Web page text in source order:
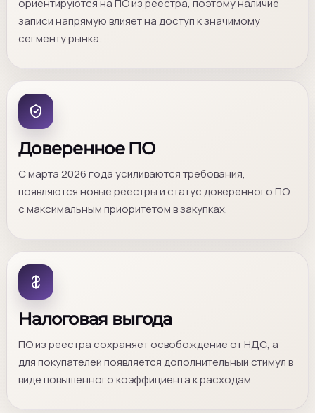
ориентируются на ПО из реестра, поэтому наличие
записи напрямую влияет на доступ к значимому
сегменту рынка.
Доверенное ПО
С марта 2026 года усиливаются требования,
появляются новые реестры и статус доверенного ПО
с максимальным приоритетом в закупках.
Налоговая выгода
ПО из реестра сохраняет освобождение от НДС, а
для покупателей появляется дополнительный стимул в
виде повышенного коэффициента к расходам.